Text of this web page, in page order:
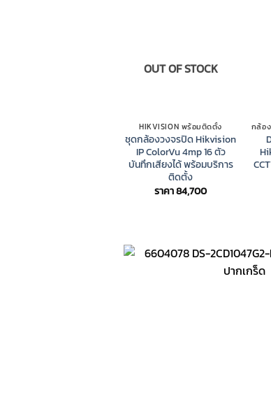
OUT OF STOCK
HIKVISION พร้อมติดตั้ง
ชุดกล้องวงจรปิด Hikvision
IP ColorVu 4mp 16 ตัว
บันทึกเสียงได้ พร้อมบริการ
ติดตั้ง
ราคา84,700